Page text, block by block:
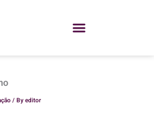
/ Byeditor